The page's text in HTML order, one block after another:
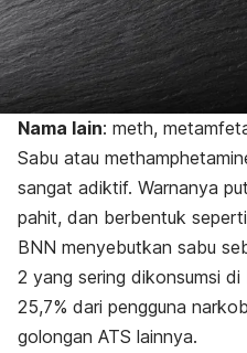
Nama lain: meth,
Sabu atau
sangat adiktif. Warnanya
pahit, dan berbentuk
BNN menyebutkan sabu
2 yang sering dikonsumsi
25,7% dari pengguna
golongan ATS lainnya.